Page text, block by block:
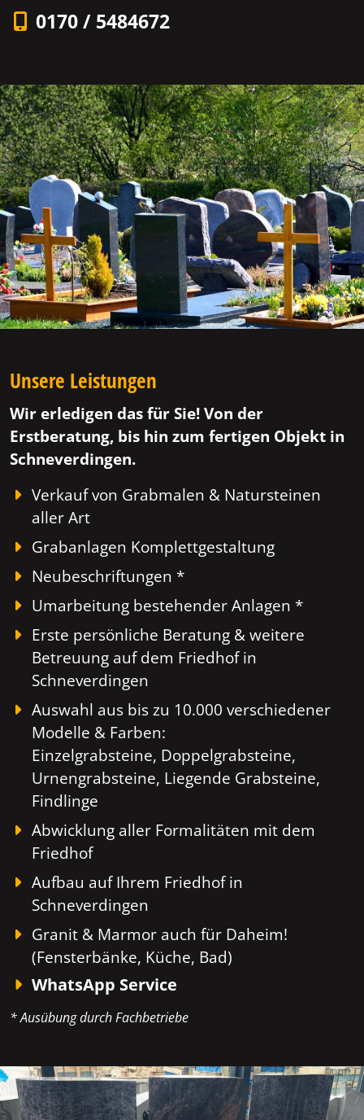
0170 / 5484672
Unsere Leistungen
Wir erledigen das für Sie! Von der
Erstberatung, bis hin zum fertigen Objekt in
Schneverdingen.
Verkauf von Grabmalen & Natursteinen
aller Art
Grabanlagen Komplettgestaltung
Neubeschriftungen *
Umarbeitung bestehender Anlagen *
Erste persönliche Beratung & weitere
Betreuung auf dem Friedhof in
Schneverdingen
Auswahl aus bis zu 10.000 verschiedener
Modelle & Farben:
Einzelgrabsteine, Doppelgrabsteine,
Urnengrabsteine, Liegende Grabsteine,
Findlinge
Abwicklung aller Formalitäten mit dem
Friedhof
Aufbau auf Ihrem Friedhof in
Schneverdingen
Granit & Marmor auch für Daheim!
(Fensterbänke, Küche, Bad)
WhatsApp Service
* Ausübung durch Fachbetriebe